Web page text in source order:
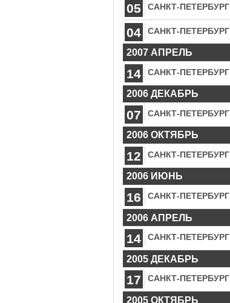
05 САНКТ-ПЕТЕРБУРГ
04 САНКТ-ПЕТЕРБУРГ
2007 АПРЕЛЬ
14 САНКТ-ПЕТЕРБУРГ
2006 ДЕКАБРЬ
07 САНКТ-ПЕТЕРБУРГ
2006 ОКТЯБРЬ
12 САНКТ-ПЕТЕРБУРГ
2006 ИЮНЬ
16 САНКТ-ПЕТЕРБУРГ
2006 АПРЕЛЬ
14 САНКТ-ПЕТЕРБУРГ
2005 ДЕКАБРЬ
17 САНКТ-ПЕТЕРБУРГ
2005 ОКТЯБРЬ